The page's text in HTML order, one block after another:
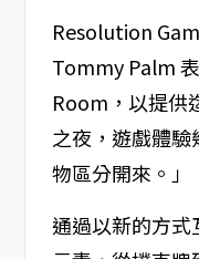
Resolution
Tommy Palm
Room，以提供
之夜，遊戲體
物區分開來。」
通過以新的方